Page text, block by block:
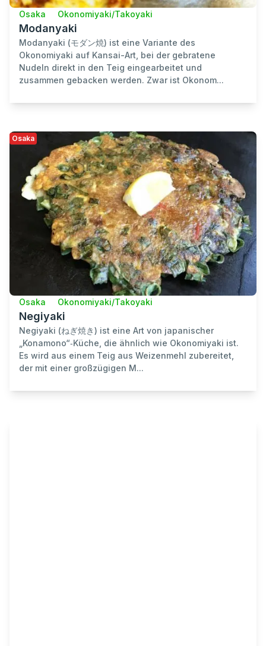
Osaka Okonomiyaki/Takoyaki
Modanyaki
Modanyaki (モダン焼) ist eine Variante des
Okonomiyaki auf Kansai-Art, bei der gebratene
Nudeln direkt in den Teig eingearbeitet und
zusammen gebacken werden. Zwar ist Okonom...
Osaka
Osaka Okonomiyaki/Takoyaki
Negiyaki
Negiyaki (ねぎ焼き) ist eine Art von japanischer
„Konamono“‑Küche, die ähnlich wie Okonomiyaki ist.
Es wird aus einem Teig aus Weizenmehl zubereitet,
der mit einer großzügigen M...